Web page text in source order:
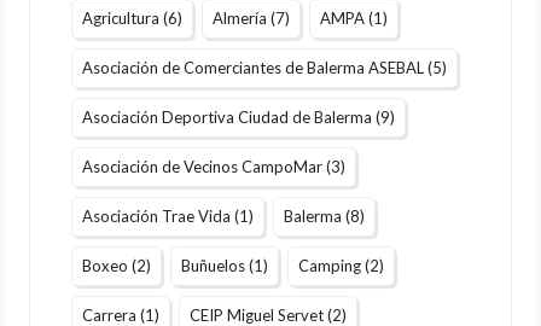
Agricultura (6) Almería (7) AMPA(1)
Asociación de Comerciantes de Balerma ASEBAL(5)
Asociación Deportiva Ciudad de Balerma (9)
Asociación de Vecinos CampoMar(3)
Asociación Trae Vida (1) Balerma (8)
Boxeo (2) Buñuelos(1) Camping(2)
Carrera (1) CEIP Miguel Servet(2)